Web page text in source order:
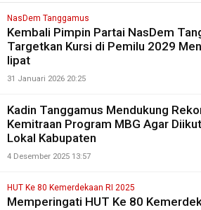
NasDem Tanggamus
Kembali Pimpin Partai NasDem
Targetkan Kursi di Pemilu 2029
lipat
31 Januari 2026 20:25
Kadin Tanggamus Mendukung
Kemitraan Program MBG Agar
Lokal Kabupaten
4 Desember 2025 13:57
HUT Ke 80 Kemerdekaan RI 2025
Memperingati HUT Ke 80